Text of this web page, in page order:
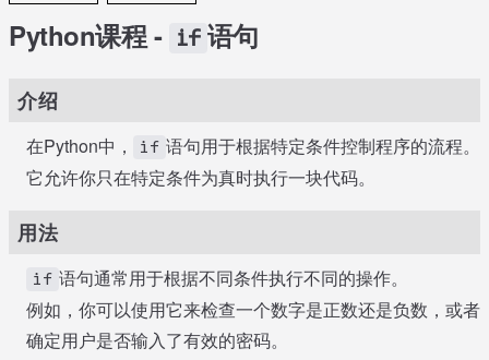
Python课程 - if 语句
介绍
在Python中， if 语句用于根据特定条件控制程序的流程。
它允许你只在特定条件为真时执行一块代码。
用法
if 语句通常用于根据不同条件执行不同的操作。
例如，你可以使用它来检查一个数字是正数还是负数，或者
确定用户是否输入了有效的密码。